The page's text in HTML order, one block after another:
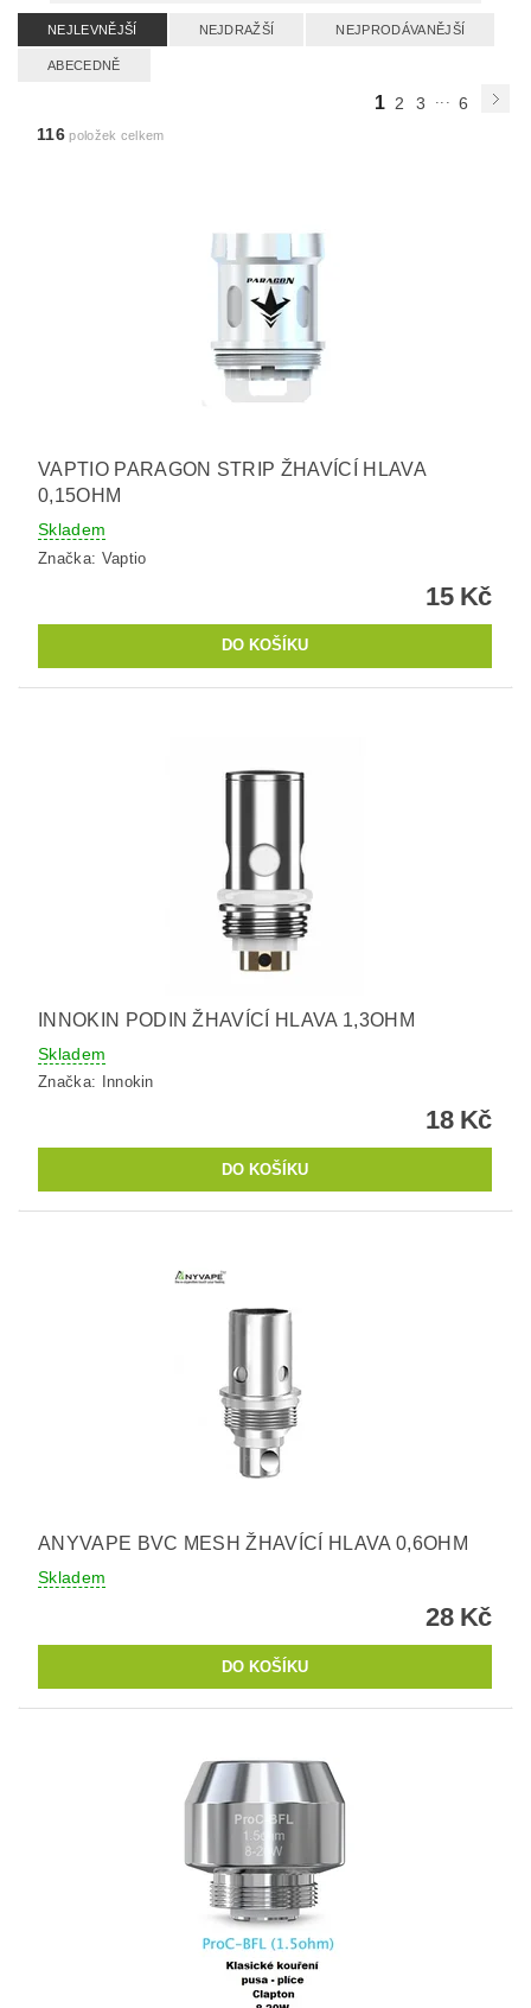
NEJLEVNĚJŠÍ NEJDRAŽŠÍ NEJPRODÁVANĚJŠÍ
ABECEDNĚ
1 2 3
6
116položek celkem
VAPTIO PARAGON STRIP ŽHAVÍCÍ HLAVA
0,15OHM
Skladem
Značka: Vaptio
15 Kč
INNOKIN PODIN ŽHAVÍCÍ HLAVA 1,3OHM
Skladem
Značka: Innokin
18 Kč
ANYVAPE BVC MESH ŽHAVÍCÍ HLAVA 0,6OHM
Skladem
28 Kč